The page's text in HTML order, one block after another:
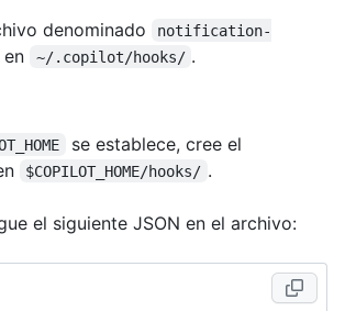
denominado
notification-
en ~/.copilot/hooks/ .
se establece, cree el
$COPILOT_HOME/hooks/ .
el siguiente JSON en el archivo: